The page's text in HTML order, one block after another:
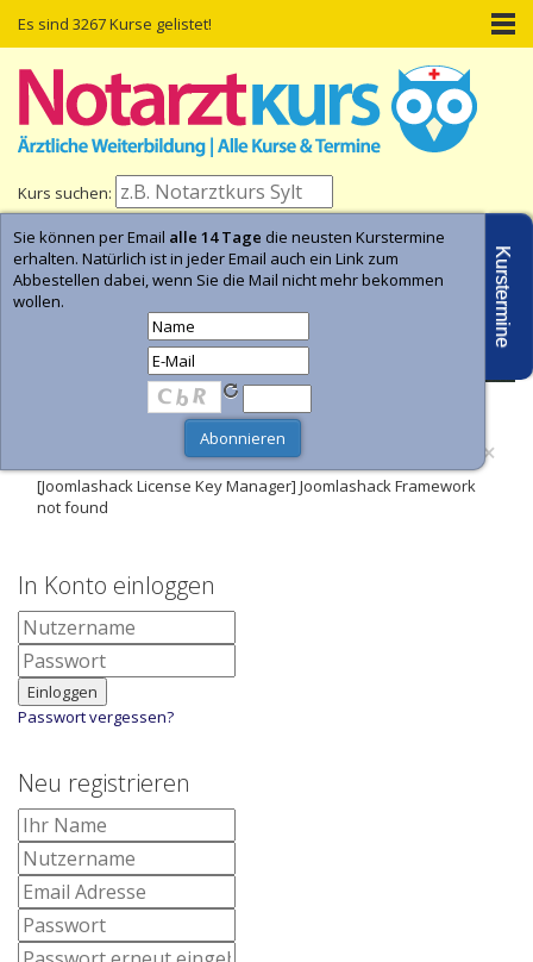
Es sind 3267 Kurse gelistet!
Kurs suchen:
Home Kurs-Termine Kurs-Suche
×
[Joomlashack License Key Manager] Joomlashack Framework
not found
In Konto einloggen
Einloggen
Passwort vergessen?
Neu registrieren
Kurstermine
Sie können per Email alle 14 Tage die neusten Kurstermine
erhalten. Natürlich ist in jeder Email auch ein Link zum
Abbestellen dabei, wenn Sie die Mail nicht mehr bekommen
wollen.